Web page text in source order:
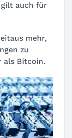
auch für
mehr,
zu
als Bitcoin.